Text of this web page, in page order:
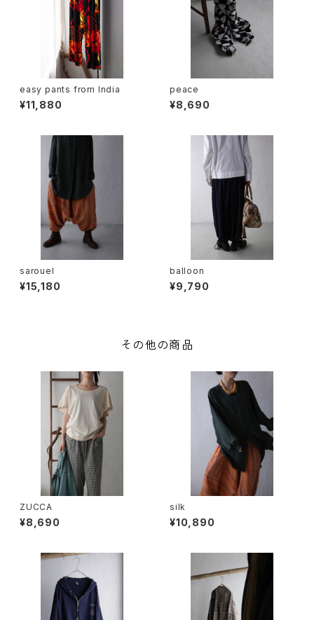
easy pants from India
¥11,880
peace
¥8,690
sarouel
¥15,180
balloon
¥9,790
その他の商品
ZUCCA
¥8,690
silk
¥10,890